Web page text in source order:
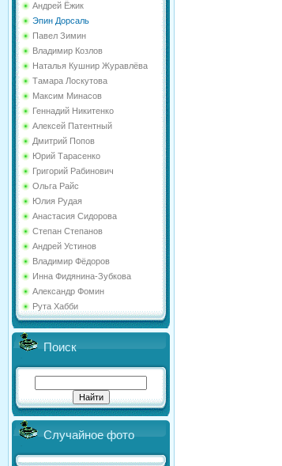
Андрей Ёжик
Эпин Дорсаль
Павел Зимин
Владимир Козлов
Наталья Кушнир Журавлёва
Тамара Лоскутова
Максим Минасов
Геннадий Никитенко
Алексей Патентный
Дмитрий Попов
Юрий Тарасенко
Григорий Рабинович
Ольга Райс
Юлия Рудая
Анастасия Сидорова
Степан Степанов
Андрей Устинов
Владимир Фёдоров
Инна Фидянина-Зубкова
Александр Фомин
Рута Хабби
Поиск
Случайное фото